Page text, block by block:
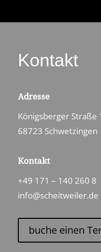
Kontakt
Adresse
Königsberger Straße
68723 Schwetzingen
Kontakt
+49 171 – 140 260 8
info@scheitweiler.de
buche einen